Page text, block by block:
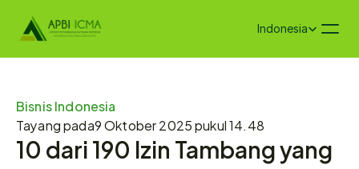
Select Language
Indonesia
Bisnis Indonesia
Tayang pada9 Oktober 2025 pukul 14.48
10 dari 190 Izin Tambang yang